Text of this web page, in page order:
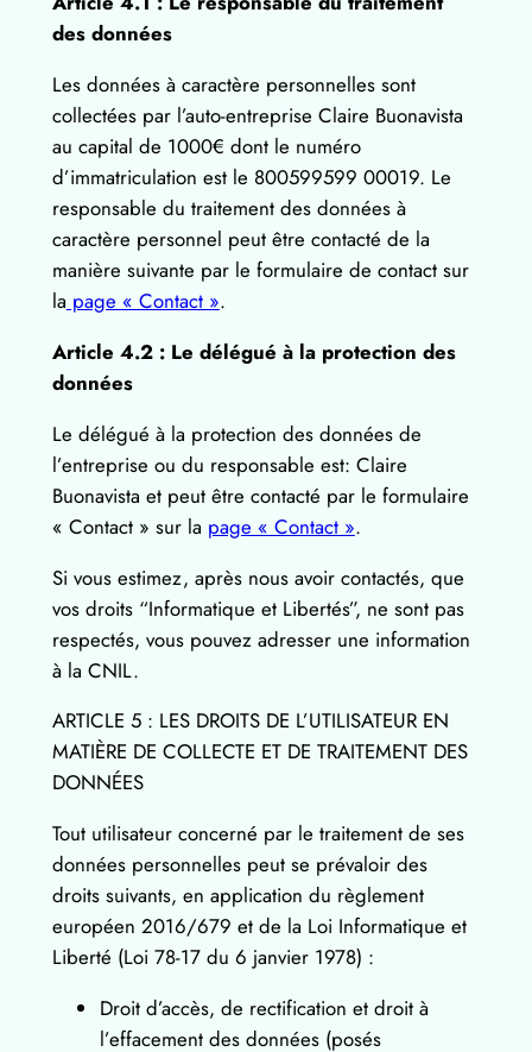
des données
Les données à caractère personnelles sont
collectées par l’auto-entreprise Claire Buonavista
au capital de 1000€ dont le numéro
d’immatriculation est le 800599599 00019. Le
responsable du traitement des données à
caractère personnel peut être contacté de la
manière suivante par le formulaire de contact sur
la page « Contact ».
Article 4.2 : Le délégué à la protection des
données
Le délégué à la protection des données de
l’entreprise ou du responsable est: Claire
Buonavista et peut être contacté par le formulaire
« Contact » sur la page « Contact ».
Si vous estimez, après nous avoir contactés, que
vos droits “Informatique et Libertés”, ne sont pas
respectés, vous pouvez adresser une information
à la CNIL.
ARTICLE 5 : LES DROITS DE L’UTILISATEUR EN
MATIÈRE DE COLLECTE ET DE TRAITEMENT DES
DONNÉES
Tout utilisateur concerné par le traitement de ses
données personnelles peut se prévaloir des
droits suivants, en application du règlement
européen 2016/679 et de la Loi Informatique et
Liberté (Loi 78-17 du 6 janvier 1978) :
Droit d’accès, de rectification et droit à
l’effacement des données (posés